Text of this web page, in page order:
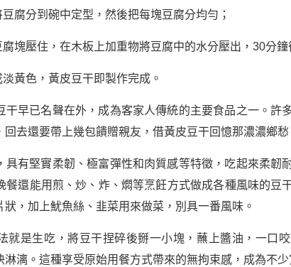
腐分到碗中定型，然後把每塊豆腐分均勻；
塊壓住，在木板上加重物將豆腐中的水分壓出，30分鐘
黃色，黃皮豆干即製作完成。
干早已名聲在外，成為客家人傳統的主要食品之一。許
去還要帶上幾包饋贈親友，借黃皮豆干回憶那濃濃鄉愁
具有堅實柔韌、極富彈性和肉質感等特徵，吃起來柔韌
餐還能用煎、炒、炸、燜等烹飪方式做成各種風味的豆
，加上魷魚絲、韭菜用來做菜，別具一番風味。
就是生吃，將豆干捏碎後掰一小塊，蘸上醬油，一口
漓。這種享受原始用餐方式帶來的無拘束感，成為不少